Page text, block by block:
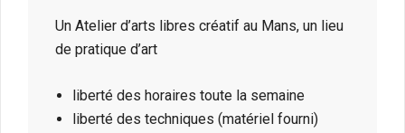
Un Atelier d’arts libres créatif au Mans, un lieu
de pratique d’art
liberté des horaires toute la semaine
liberté des techniques (matériel fourni)